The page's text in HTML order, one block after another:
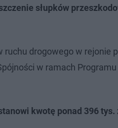
słupków
drogowego w rejonie
w ramach
kwotę ponad 396 tys.